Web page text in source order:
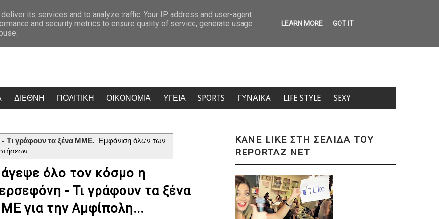
Νέα αποχώρηση από την “Ελπίδα για την Δημοκρατία” της Μαρίας Καρυστιανού – Καταγγελία για αυθαιρεσία στη λήψη αποφάσεων
ΔΙΕΘΝΗ ΠΟΛΙΤΙΚΗ ΟΙΚΟΝΟΜΙΑ ΥΓΕΙΑ SPORTS ΓΥΝΑΙΚΑ LIFE STYLE SEXY
Τι γράφουν τα ξένα ΜΜΕ.
Εμφάνιση όλων των
όλο τον κόσμο η
- Τι γράφουν τα ξένα
για την Αμφίπολη...
KANE LIKE ΣΤΗ ΣΕΛΙΔΑ ΤΟΥ
REPORTAZ NET
its services and to analyze traffic. Your IP address and user-agent
and security metrics to ensure quality of service, generate usage
LEARN MORE GOT IT